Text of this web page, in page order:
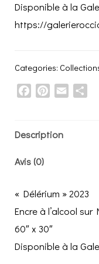
Disponible à la
https://
Categories:
FacebookPinterest
Email
Description
Avis (0)
« Délérium » 2023
Encre à l’alcool
60″ x 30″
Disponible à la